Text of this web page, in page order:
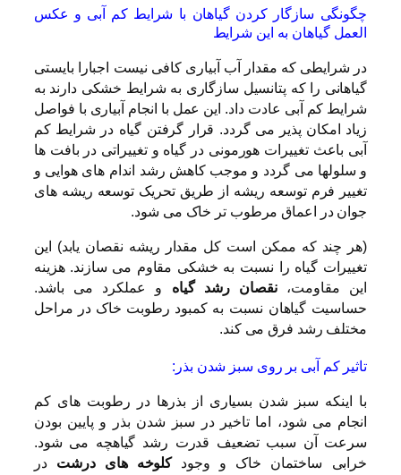
چگونگی سازگار کردن گیاهان با شرایط کم آبی و عکس
العمل گیاهان به این شرایط
در شرایطی که مقدار آب آبیاری کافی نیست اجبارا بایستی
گیاهانی را که پتانسیل سازگاری به شرایط خشکی دارند به
شرایط کم آبی عادت داد. این عمل با انجام آبیاری با فواصل
زیاد امکان پذیر می گردد. قرار گرفتن گیاه در شرایط کم
آبی باعث تغییرات هورمونی در گیاه و تغییراتی در بافت ها
و سلولها می گردد و موجب کاهش رشد اندام های هوایی و
تغییر فرم توسعه ریشه از طریق تحریک توسعه ریشه های
جوان در اعماق مرطوب تر خاک می شود.
(هر چند که ممکن است کل مقدار ریشه نقصان یابد) این
تغییرات گیاه را نسبت به خشکی مقاوم می سازند. هزینه
این مقاومت،نقصان رشد گیاه و عملکرد می باشد.
حساسیت گیاهان نسبت به کمبود رطوبت خاک در مراحل
مختلف رشد فرق می کند.
تاثیر کم آبی بر روی سبز شدن بذر:
با اینکه سبز شدن بسیاری از بذرها در رطوبت های کم
انجام می شود، اما تاخیر در سبز شدن بذر و پایین بودن
سرعت آن سبب تضعیف قدرت رشد گیاهچه می شود.
خرابی ساختمان خاک و وجودکلوخه های درشت در